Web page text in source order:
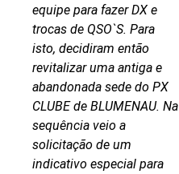
equipe para fazer DX e
trocas de QSO`S. Para
isto, decidiram então
revitalizar uma antiga e
abandonada sede do PX
CLUBE de BLUMENAU. Na
sequência veio a
solicitação de um
indicativo especial para